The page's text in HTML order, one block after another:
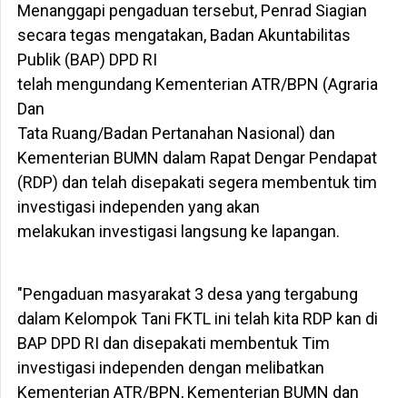
Menanggapi pengaduan tersebut, Penrad Siagian
secara tegas mengatakan, Badan Akuntabilitas
Publik (BAP) DPD RI
telah mengundang Kementerian ATR/BPN (Agraria
Dan
Tata Ruang/Badan Pertanahan Nasional) dan
Kementerian BUMN dalam Rapat Dengar Pendapat
(RDP) dan telah disepakati segera membentuk tim
investigasi independen yang akan
melakukan investigasi langsung ke lapangan.
"Pengaduan masyarakat 3 desa yang tergabung
dalam Kelompok Tani FKTL ini telah kita RDP kan di
BAP DPD RI dan disepakati membentuk Tim
investigasi independen dengan melibatkan
Kementerian ATR/BPN, Kementerian BUMN dan